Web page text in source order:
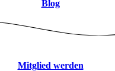
Blog
Mitglied werden